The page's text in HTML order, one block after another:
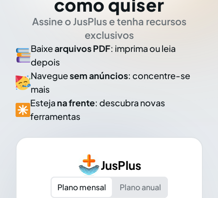
como quiser
Assine o JusPlus e tenha recursos
exclusivos
Baixearquivos PDF: imprima ou leia
depois
Naveguesem anúncios: concentre-se
mais
Esteja na frente: descubra novas
ferramentas
JusPlus
Plano mensal
Plano anual